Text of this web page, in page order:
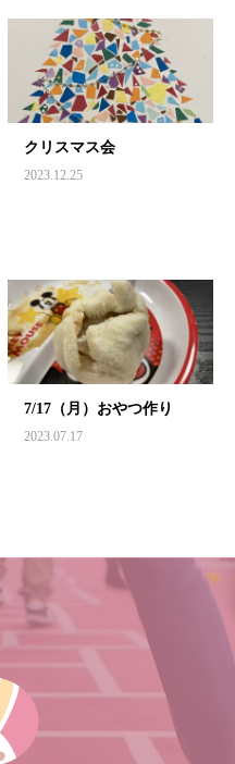
クリスマス会
2023.12.25
7/17（月）おやつ作り
2023.07.17